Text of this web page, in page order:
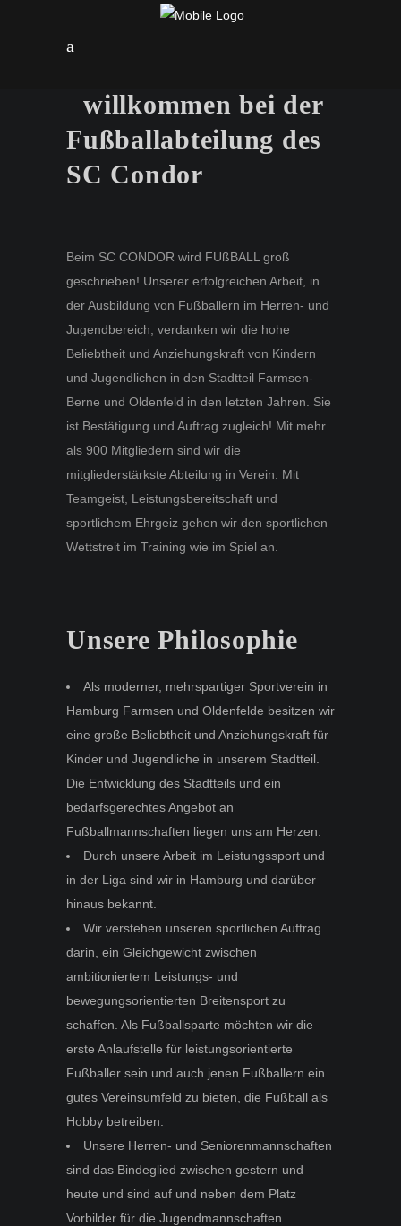
Fußball
willkommen bei der
Fußballabteilung des
SC Condor
Beim SC CONDOR wird FUßBALL groß
geschrieben! Unserer erfolgreichen Arbeit, in
der Ausbildung von Fußballern im Herren- und
Jugendbereich, verdanken wir die hohe
Beliebtheit und Anziehungskraft von Kindern
und Jugendlichen in den Stadtteil Farmsen-
Berne und Oldenfeld in den letzten Jahren. Sie
ist Bestätigung und Auftrag zugleich! Mit mehr
als 900 Mitgliedern sind wir die
mitgliederstärkste Abteilung in Verein. Mit
Teamgeist, Leistungsbereitschaft und
sportlichem Ehrgeiz gehen wir den sportlichen
Wettstreit im Training wie im Spiel an.
Unsere Philosophie
Als moderner, mehrspartiger Sportverein in
Hamburg Farmsen und Oldenfelde besitzen wir
eine große Beliebtheit und Anziehungskraft für
Kinder und Jugendliche in unserem Stadtteil.
Die Entwicklung des Stadtteils und ein
bedarfsgerechtes Angebot an
Fußballmannschaften liegen uns am Herzen.
Durch unsere Arbeit im Leistungssport und
in der Liga sind wir in Hamburg und darüber
hinaus bekannt.
Wir verstehen unseren sportlichen Auftrag
darin, ein Gleichgewicht zwischen
ambitioniertem Leistungs- und
bewegungsorientierten Breitensport zu
schaffen. Als Fußballsparte möchten wir die
erste Anlaufstelle für leistungsorientierte
Fußballer sein und auch jenen Fußballern ein
gutes Vereinsumfeld zu bieten, die Fußball als
Hobby betreiben.
Unsere Herren- und Seniorenmannschaften
sind das Bindeglied zwischen gestern und
heute und sind auf und neben dem Platz
Vorbilder für die Jugendmannschaften.